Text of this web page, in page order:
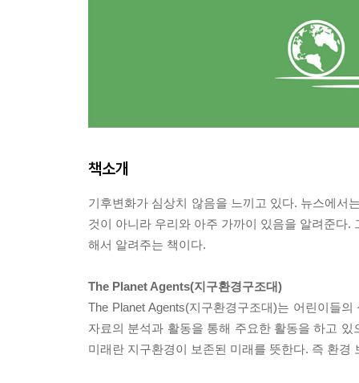
책소개
기후변화가 심상치 않음을 느끼고 있다. 뉴스에서
것이 아니라 우리와 아주 가까이 있음을 알려준다
해서 알려주는 책이다.
The Planet Agents(지구환경구조대)
The Planet Agents(지구환경구조대)는 어린이들
자료의 분석과 활동을 통해 주요한 활동을 하고
미래란 지구환경이 보존된 미래를 뜻한다. 즉 환